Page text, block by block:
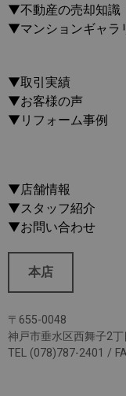
▼不動産の売却知識
▼マンションギャラ
▼取引実績
▼お客様の声
▼リフォーム事例
▼店舗情報
▼スタッフ紹介
▼お問い合わせ
本店
〒655-0048
神戸市垂水区西舞子2
TEL (078)787-2401 /